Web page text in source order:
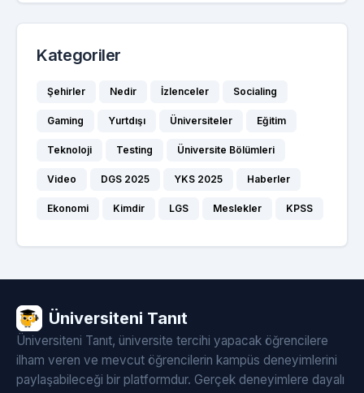
Kategoriler
Şehirler Nedir İzlenceler Socialing
Gaming Yurtdışı Üniversiteler Eğitim
Teknoloji Testing Üniversite Bölümleri
Video DGS 2025 YKS 2025 Haberler
Ekonomi Kimdir LGS Meslekler KPSS
Üniversiteni Tanıt
Üniversiteni Tanıt, üniversite tercihi yapacak öğrencilere
ilham veren ve mevcut öğrencilerin kampüs deneyimlerini
paylaşabileceği bir platformdur. Gerçek deneyimlere dayalı